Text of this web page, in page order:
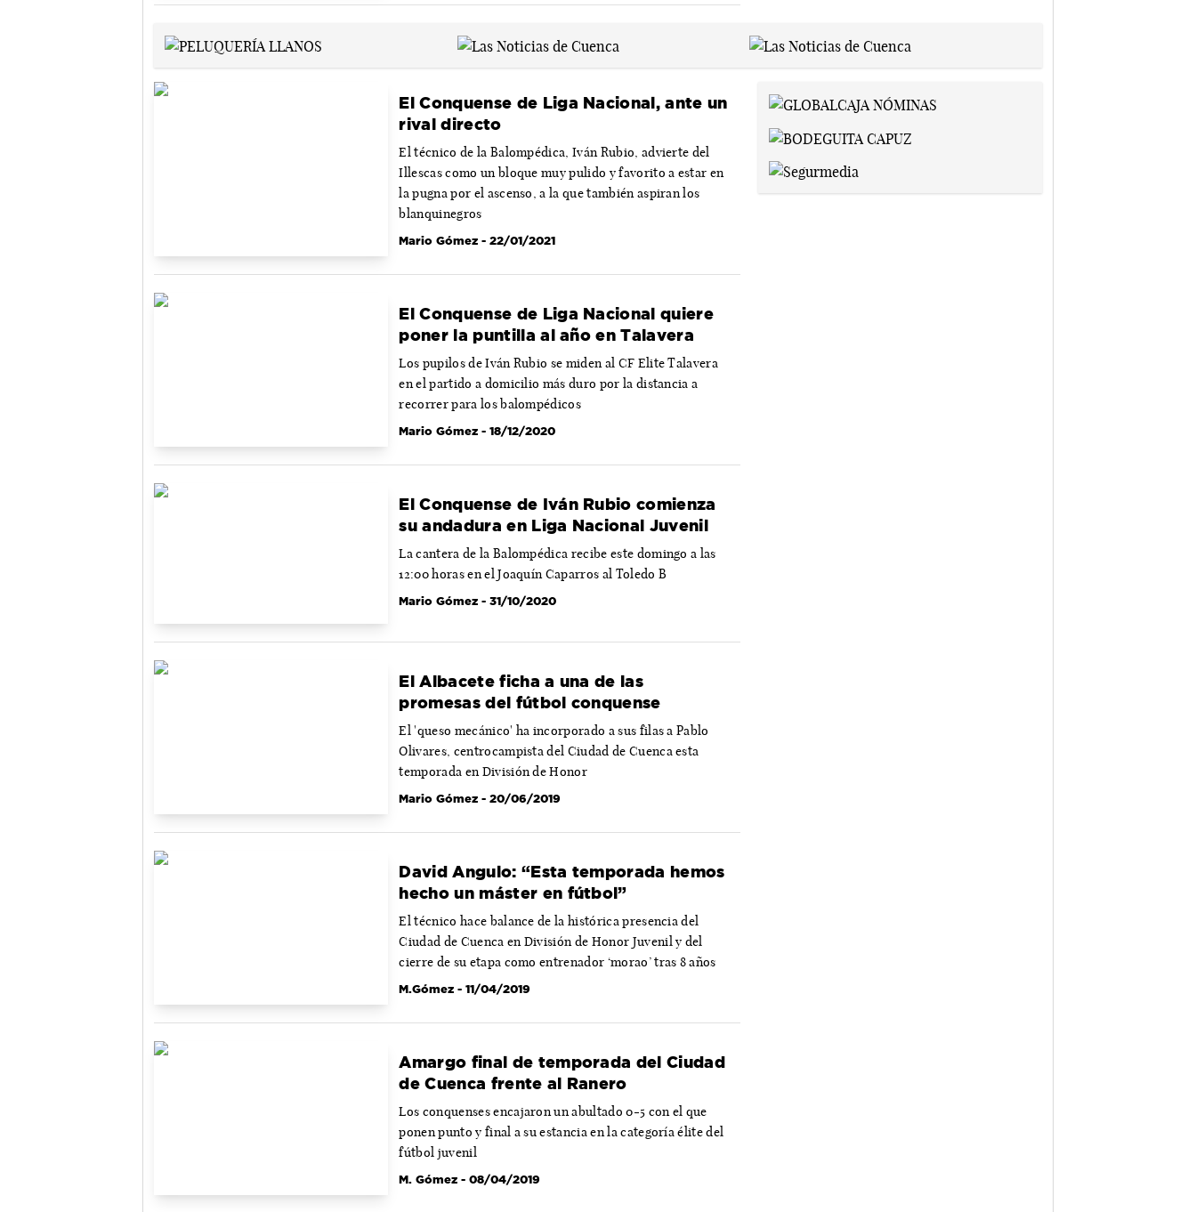
El Conquense de Liga Nacional, ante un
rival directo
El técnico de la Balompédica, Iván Rubio, advierte del
Illescas como un bloque muy pulido y favorito a estar en
la pugna por el ascenso, a la que también aspiran los
blanquinegros
Mario Gómez - 22/01/2021
El Conquense de Liga Nacional quiere
poner la puntilla al año en Talavera
Los pupilos de Iván Rubio se miden al CF Elite Talavera
en el partido a domicilio más duro por la distancia a
recorrer para los balompédicos
Mario Gómez - 18/12/2020
El Conquense de Iván Rubio comienza
su andadura en Liga Nacional Juvenil
La cantera de la Balompédica recibe este domingo a las
12:00 horas en el Joaquín Caparros al Toledo B
Mario Gómez - 31/10/2020
El Albacete ficha a una de las
promesas del fútbol conquense
El 'queso mecánico' ha incorporado a sus filas a Pablo
Olivares, centrocampista del Ciudad de Cuenca esta
temporada en División de Honor
Mario Gómez - 20/06/2019
David Angulo: “Esta temporada hemos
hecho un máster en fútbol”
El técnico hace balance de la histórica presencia del
Ciudad de Cuenca en División de Honor Juvenil y del
cierre de su etapa como entrenador ‘morao’ tras 8 años
M.Gómez - 11/04/2019
Amargo final de temporada del Ciudad
de Cuenca frente al Ranero
Los conquenses encajaron un abultado 0-5 con el que
ponen punto y final a su estancia en la categoría élite del
fútbol juvenil
M. Gómez - 08/04/2019